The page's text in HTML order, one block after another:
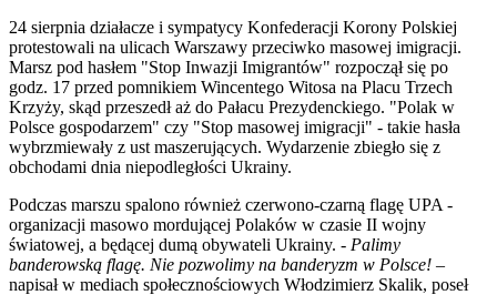
24 sierpnia działacze i sympatycy Konfederacji Korony Polskiej
protestowali na ulicach Warszawy przeciwko masowej imigracji.
Marsz pod hasłem "Stop Inwazji Imigrantów" rozpoczął się po
godz. 17 przed pomnikiem Wincentego Witosa na Placu Trzech
Krzyży, skąd przeszedł aż do Pałacu Prezydenckiego. "Polak w
Polsce gospodarzem" czy "Stop masowej imigracji" - takie hasła
wybrzmiewały z ust maszerujących. Wydarzenie zbiegło się z
obchodami dnia niepodległości Ukrainy.
Podczas marszu spalono również czerwono-czarną flagę UPA -
organizacji masowo mordującej Polaków w czasie II wojny
światowej, a będącej dumą obywateli Ukrainy. - Palimy
banderowską flagę. Nie pozwolimy na banderyzm w Polsce! –
napisał w mediach społecznościowych Włodzimierz Skalik, poseł